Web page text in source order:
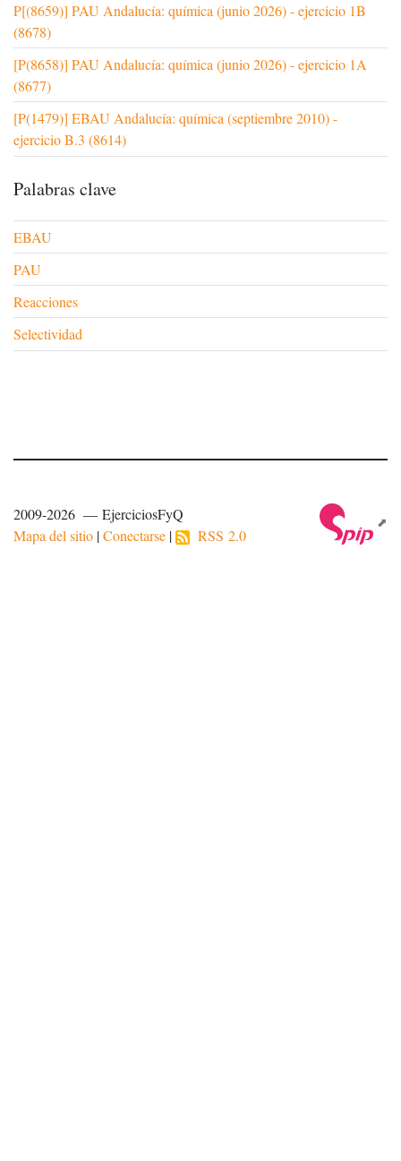
P[(8659)] PAU Andalucía: química (junio 2026) - ejercicio 1B
(8678)
[P(8658)] PAU Andalucía: química (junio 2026) - ejercicio 1A
(8677)
[P(1479)] EBAU Andalucía: química (septiembre 2010) -
ejercicio B.3 (8614)
Palabras clave
EBAU
PAU
Reacciones
Selectividad
2009-2026 — EjerciciosFyQ
Mapa del sitio |Conectarse | RSS 2.0